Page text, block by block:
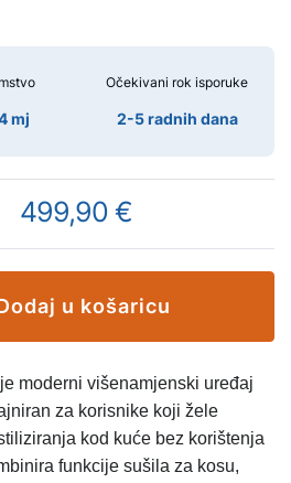
moderni višenamjenski uređaj
za korisnike koji žele
kod kuće bez korištenja
funkcije sušila za kosu,
mj
Očekivani rok isporuke
2-5 radnih dana
499,90 €
u košaricu